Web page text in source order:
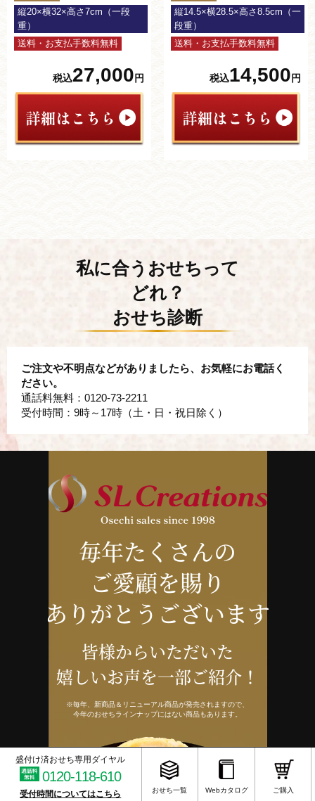
縦20×横32×高さ7cm（一段
重）
送料・お支払手数料無料
税込27,000 円
縦14.5×横28.5×高さ8.5cm（一
段重）
送料・お支払手数料無料
税込14,500 円
私に合うおせちって
どれ？
おせち診断
ご注文や不明点などがありましたら、お気軽にお電話く
ださい。
通話料無料： 0120-73-2211
受付時間：9時～17時（土・日・祝日除く）
毎年たくさんの
ご愛顧を賜り
ありがとうございます
皆様からいただいた
嬉しいお声を一部ご紹介！
※毎年、新商品＆リニューアル商品が発売されますので、
今年のおせちラインナップにはない商品もあります。
盛付け済おせち専用ダイヤル
0120-118-610
受付時間についてはこちら おせち一覧 Webカタログ ご購入